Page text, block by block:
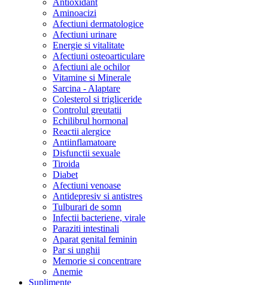
Antioxidant
Aminoacizi
Afectiuni dermatologice
Afectiuni urinare
Energie si vitalitate
Afectiuni osteoarticulare
Afectiuni ale ochilor
Vitamine si Minerale
Sarcina - Alaptare
Colesterol si trigliceride
Controlul greutatii
Echilibrul hormonal
Reactii alergice
Antiinflamatoare
Disfunctii sexuale
Tiroida
Diabet
Afectiuni venoase
Antidepresiv si antistres
Tulburari de somn
Infectii bacteriene, virale
Paraziti intestinali
Aparat genital feminin
Par si unghii
Memorie si concentrare
Anemie
Suplimente